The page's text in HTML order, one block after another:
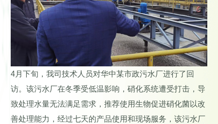
4月下旬，我司技术人员对华中某市政污水厂进行了回
访。该污水厂在冬季受低温影响，硝化系统遭受打击，导
致处理水量无法满足需求，推荐使用生物促进硝化菌以改
善处理能力，经过七天的产品使用和现场服务，该污水厂